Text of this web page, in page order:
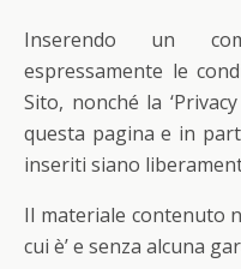
Inserendo un
espressamente le
Sito, nonché la
questa pagina e in
inseriti siano
Il materiale contenuto
cui è’ e senza alcuna